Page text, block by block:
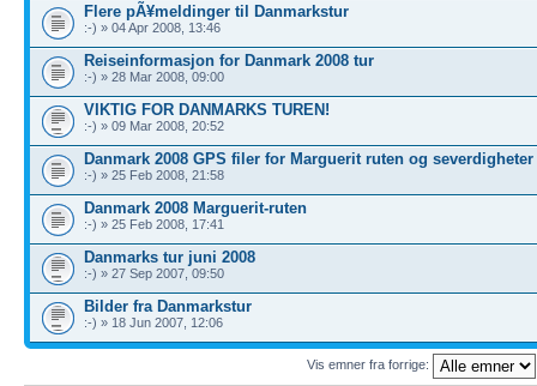
Flere pÃ¥meldinger til Danmarkstur
:-) » 04 Apr 2008, 13:46
Reiseinformasjon for Danmark 2008 tur
:-) » 28 Mar 2008, 09:00
VIKTIG FOR DANMARKS TUREN!
:-) » 09 Mar 2008, 20:52
Danmark 2008 GPS filer for Marguerit ruten og severdigheter
:-) » 25 Feb 2008, 21:58
Danmark 2008 Marguerit-ruten
:-) » 25 Feb 2008, 17:41
Danmarks tur juni 2008
:-) » 27 Sep 2007, 09:50
Bilder fra Danmarkstur
:-) » 18 Jun 2007, 12:06
Vis emner fra forrige: